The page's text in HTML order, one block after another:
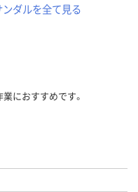
ンダルを全て見る
におすすめです。